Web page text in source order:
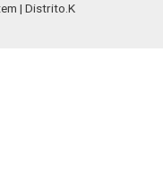
| Distrito.K